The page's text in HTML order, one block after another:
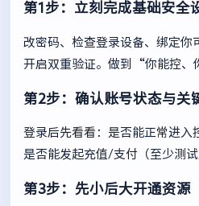
第1步：立刻完成基础安全
改密码、检查登录设备、绑定
开启双重验证。做到“你能控、
第2步：确认账号状态与关
登录后先看看：是否能正常进入
是否能发起充值/支付（至少测试
第3步：先小后大开通资源